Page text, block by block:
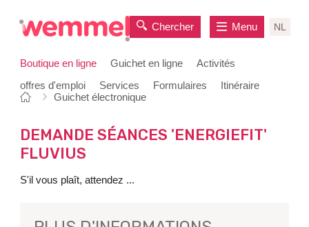
contenu
Boutique en ligne Guichet en ligne
Activités
offres d'emploi
Services Formulaires Itinéraire
Chercher NL
Menu
Vous
ici:
Page
départ
Guichet électronique
DEMANDE SÉANCES 'ENERGIEFIT'
FLUVIUS
S'il vous plaît, attendez ...